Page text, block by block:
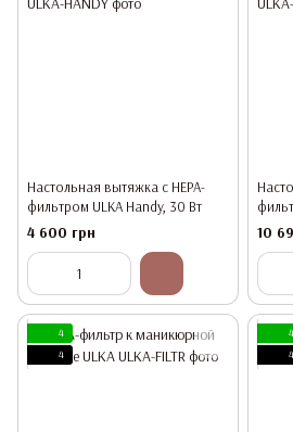
Настольная вытяжка с HEPA-
фильтром ULKA Handy, 30 Вт
4 600 грн 10
4
4
4
4